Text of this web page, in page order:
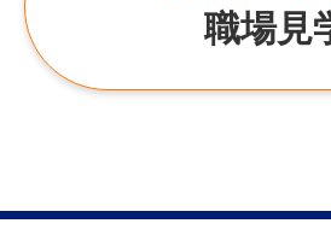
飲食店未経験の方も安
【 具体的には 】
・出来上がった料理の
職場見